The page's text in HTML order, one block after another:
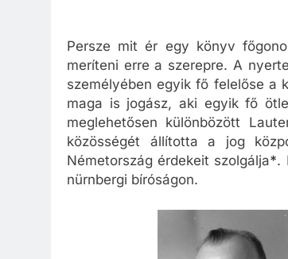
Persze mit ér egy könyv
meríteni erre a szerepre. A
személyében egyik fő felelőse a
maga is jogász, aki egyik fő
meglehetősen különbözött
közösségét állította a jog
Németország érdekeit szolgálja*.
nürnbergi bíróságon.